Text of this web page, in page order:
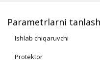
Parametrlarni tanlash
Ishlab chiqaruvchi
Protektor